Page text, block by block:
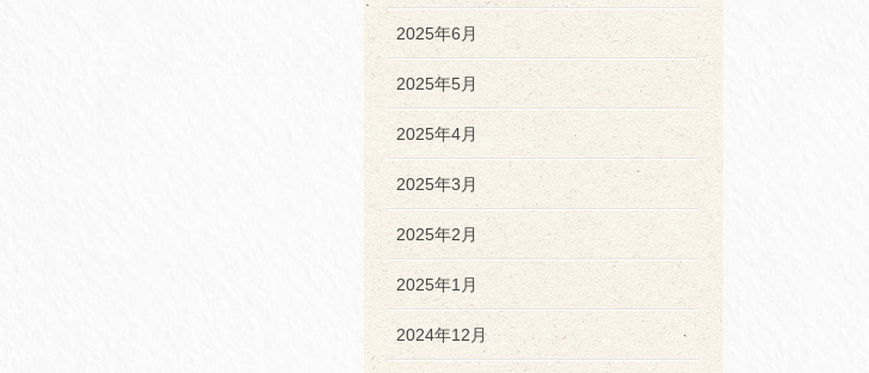
2025年6月
2025年5月
2025年4月
2025年3月
2025年2月
2025年1月
2024年12月